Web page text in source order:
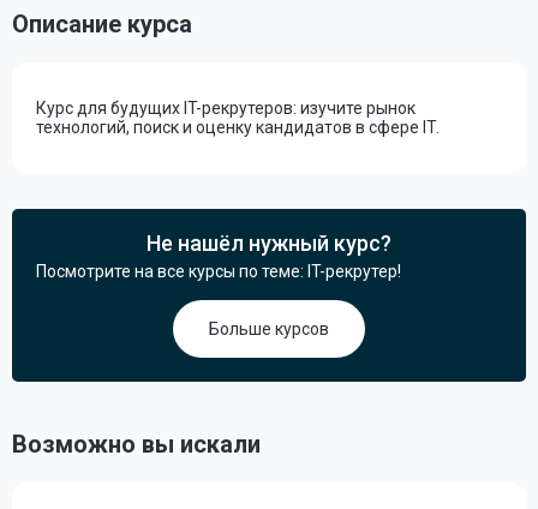
Описание курса
Курс для будущих IT-рекрутеров: изучите рынок
технологий, поиск и оценку кандидатов в сфере IT.
Не нашёл нужный курс?
Посмотрите на все курсы по теме: IT-рекрутер!
Больше курсов
Возможно вы искали